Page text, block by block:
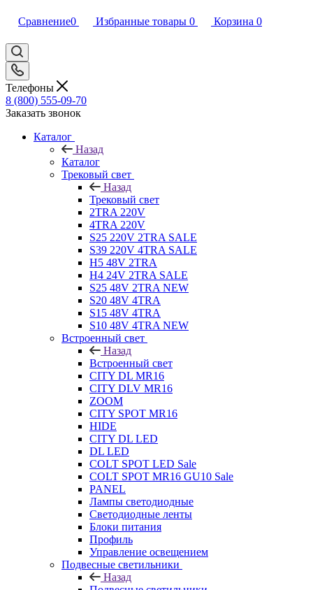
Сравнение0 Избранные товары 0 Корзина 0
Телефоны
8 (800) 555-09-70
Заказать звонок
Каталог
Назад
Каталог
Трековый свет
Назад
Трековый свет
2TRA 220V
4TRA 220V
S25 220V 2TRA SALE
S39 220V 4TRA SALE
H5 48V 2TRA
H4 24V 2TRA SALE
S25 48V 2TRA NEW
S20 48V 4TRA
S15 48V 4TRA
S10 48V 4TRA NEW
Встроенный свет
Назад
Встроенный свет
CITY DL MR16
CITY DLV MR16
ZOOM
CITY SPOT MR16
HIDE
CITY DL LED
DL LED
COLT SPOT LED Sale
COLT SPOT MR16 GU10 Sale
PANEL
Лампы светодиодные
Светодиодные ленты
Блоки питания
Профиль
Управление освещением
Подвесные светильники
Назад